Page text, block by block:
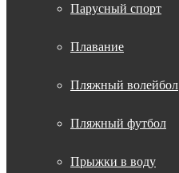
Парусный спорт
Плавание
Пляжный волейбол
Пляжный футбол
Прыжки в воду